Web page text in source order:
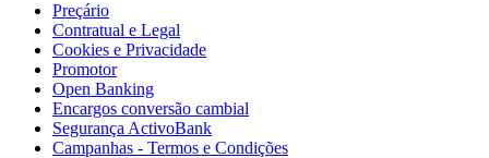
Preçário
Contratual e Legal
Cookies e Privacidade
Promotor
Open Banking
Encargos conversão cambial
Segurança ActivoBank
Campanhas - Termos e Condições